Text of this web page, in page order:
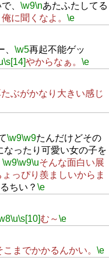
、 \w9\nあたふたしてる
に聞くなよ。 \e
、 \w5再起不能ゲッ
\s[14]やからなぁ。 \e
ぶがかなり大きい感じ
\w9\w9たんだけどその
なったり可愛い女の子を
\w9\w9\uそんな面白い展
っぴり羨ましいからま
ちい？ \e
\u\s[10]む～\e
こまでかかるんかい。 \e